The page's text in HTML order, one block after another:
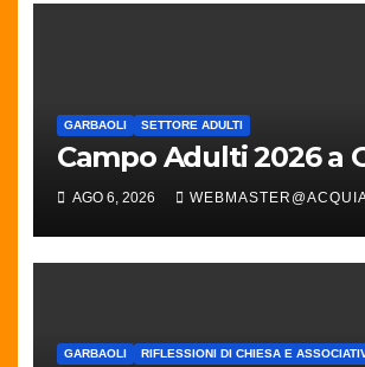
GARBAOLI SETTORE ADULTI
Campo Adulti 2026 a
AGO 6, 2026
GARBAOLI RIFLESSIONI DI CHIESA E